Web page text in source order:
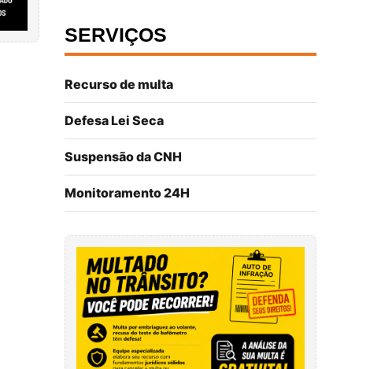
SERVIÇOS
Recurso de multa
Defesa Lei Seca
Suspensão da CNH
Monitoramento 24H